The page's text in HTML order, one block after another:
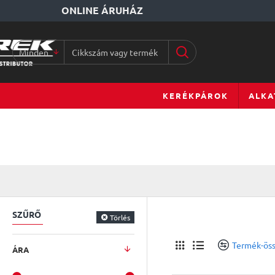
ONLINE ÁRUHÁZ
Minden
Cikkszám
terméknév...
KERÉKPÁROK
SZŰRŐ Törlés
ÁRA Termék-